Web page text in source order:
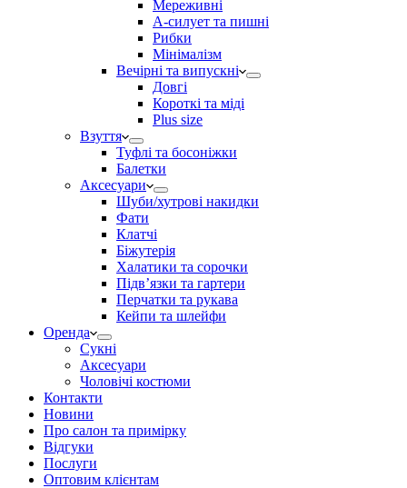
Мереживні
А-силует та пишні
Рибки
Мінімалізм
Вечірні та випускні
Довгі
Короткі та міді
Plus size
Взуття
Туфлі та босоніжки
Балетки
Аксесуари
Шуби/хутрові накидки
Фати
Клатчі
Біжутерія
Халатики та сорочки
Підвʼязки та гартери
Перчатки та рукава
Кейпи та шлейфи
Оренда
Сукні
Аксесуари
Чоловічі костюми
Контакти
Новини
Про салон та примірку
Відгуки
Послуги
Оптовим клієнтам